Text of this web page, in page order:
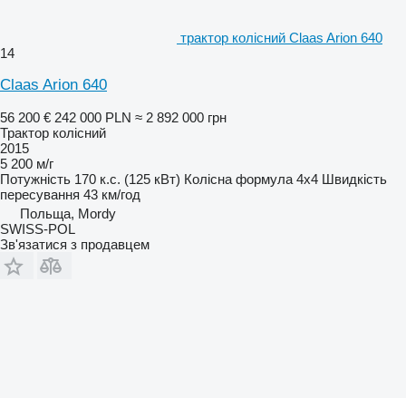
трактор колісний Claas Arion 640
14
Claas Arion 640
56 200 € 242 000 PLN ≈ 2 892 000 грн
Трактор колісний
2015
5 200 м/г
Потужність 170 к.с. (125 кВт) Колісна формула 4x4 Швидкість
пересування 43 км/год
Польща, Mordy
SWISS-POL
Зв'язатися з продавцем